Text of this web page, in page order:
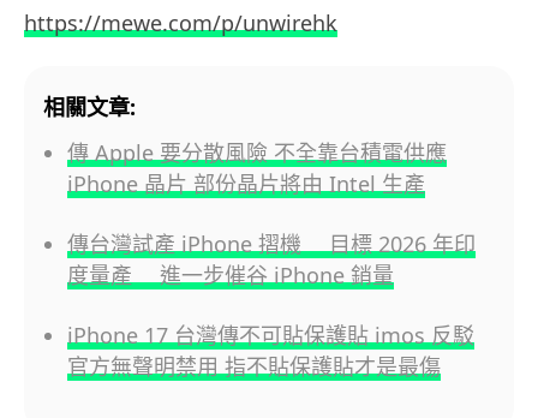
https://mewe.com/p/unwirehk
相關文章:
傳 Apple 要分散風險 不全靠台積電供應
iPhone 晶片 部份晶片將由 Intel 生產
傳台灣試產 iPhone 摺機 目標 2026 年印
度量產 進一步催谷 iPhone 銷量
iPhone 17 台灣傳不可貼保護貼 imos 反駁
官方無聲明禁用 指不貼保護貼才是最傷